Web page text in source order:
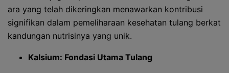
ara yang telah dikeringkan menawarkan kontribusi
signifikan dalam pemeliharaan kesehatan tulang berkat
kandungan nutrisinya yang unik.
Kalsium: Fondasi Utama Tulang